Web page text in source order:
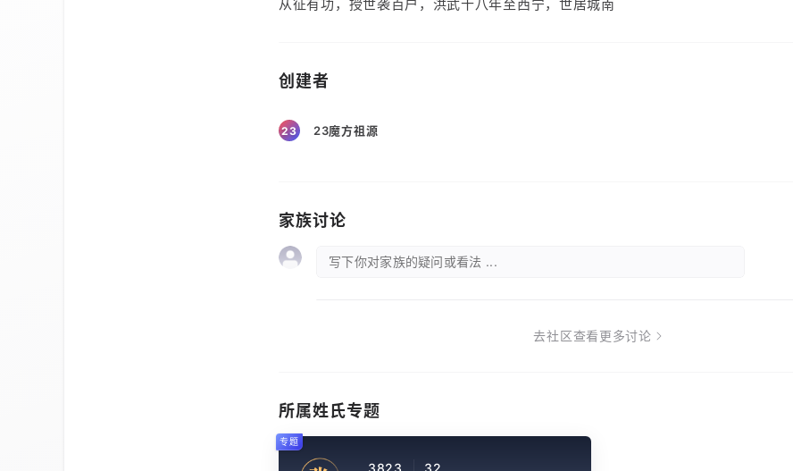
从征有功，授世袭百户，洪武十八年至西宁，世居城南
创建者
23 23魔方祖源
家族讨论
写下你对家族的疑问或看法 ...
去社区查看更多讨论
所属姓氏专题
3823 32
专题